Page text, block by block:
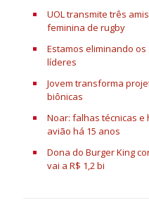
UOL transmite três
feminina de rugby
Estamos eliminando
líderes
Jovem transforma
biônicas
Noar: falhas técnicas
avião há 15 anos
Dona do Burger King
vai a R$ 1,2 bi